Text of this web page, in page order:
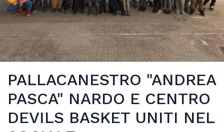
PALLACANESTRO "ANDREA
PASCA" NARDO E CENTRO
DEVILS BASKET UNITI NEL